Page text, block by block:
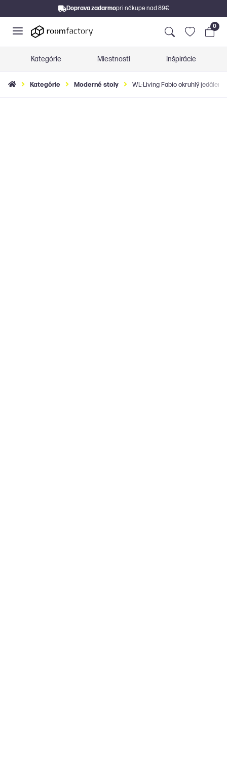
Doprava zadarmopri nákupe nad 89€
0
Kategórie Miestnosti Inšpirácie
Kategórie Moderné stoly WL-Living Fabio okruhlý